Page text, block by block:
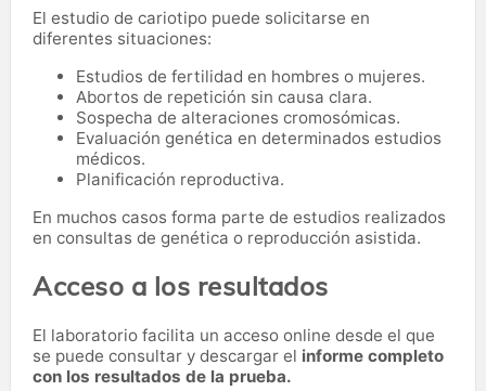
El estudio de cariotipo puede solicitarse en
diferentes situaciones:
Estudios de fertilidad en hombres o mujeres.
Abortos de repetición sin causa clara.
Sospecha de alteraciones cromosómicas.
Evaluación genética en determinados estudios
médicos.
Planificación reproductiva.
En muchos casos forma parte de estudios realizados
en consultas de genética o reproducción asistida.
Acceso a los resultados
El laboratorio facilita un acceso online desde el que
se puede consultar y descargar el informe completo
con los resultados de la prueba.